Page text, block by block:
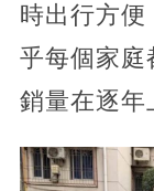
時出行方便
乎每個家庭
銷量在逐年